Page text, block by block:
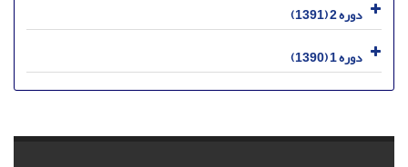
دوره 2 (1391)
دوره 1 (1390)